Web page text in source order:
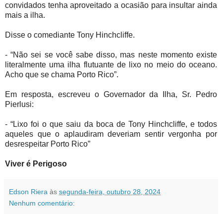
convidados tenha aproveitado a ocasião para insultar ainda
mais a ilha.
Disse o comediante Tony Hinchcliffe.
- “Não sei se você sabe disso, mas neste momento existe
literalmente uma ilha flutuante de lixo no meio do oceano.
Acho que se chama Porto Rico”.
Em resposta, escreveu o Governador da Ilha, Sr. Pedro
Pierlusi:
- “Lixo foi o que saiu da boca de Tony Hinchcliffe, e todos
aqueles que o aplaudiram deveriam sentir vergonha por
desrespeitar Porto Rico”
Viver é Perigoso
Edson Riera às segunda-feira, outubro 28, 2024
Nenhum comentário: